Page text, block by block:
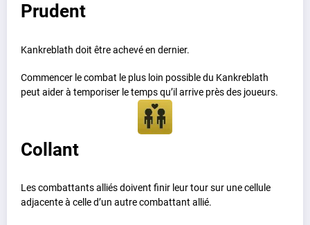
Prudent
Kankreblath doit être achevé en dernier.
Commencer le combat le plus loin possible du Kankreblath
peut aider à temporiser le temps qu’il arrive près des joueurs.
Collant
Les combattants alliés doivent finir leur tour sur une cellule
adjacente à celle d’un autre combattant allié.